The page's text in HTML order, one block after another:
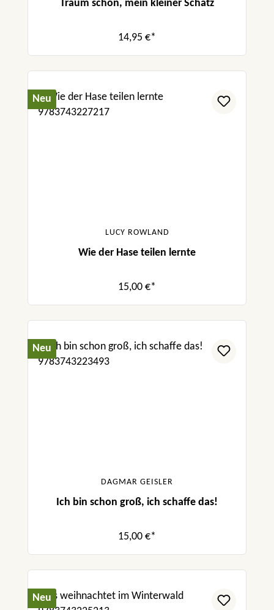
Träum schön, mein kleiner Schatz
14,95 €*
Neu
LUCY ROWLAND
Wie der Hase teilen lernte
15,00 €*
Neu
DAGMAR GEISLER
Ich bin schon groß, ich schaffe das!
15,00 €*
Neu